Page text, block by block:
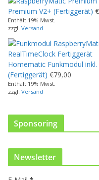
s
P
r
o
d
u
k
t
w
t
e
Premium V2+ (Fertiggerät) €
Enthält 19% Mwst.
zzgl. Versand
Homematic Funkmodul
(Fertiggerät) €79,00
Enthält 19% Mwst.
zzgl. Versand
Sponsoring
Newsletter